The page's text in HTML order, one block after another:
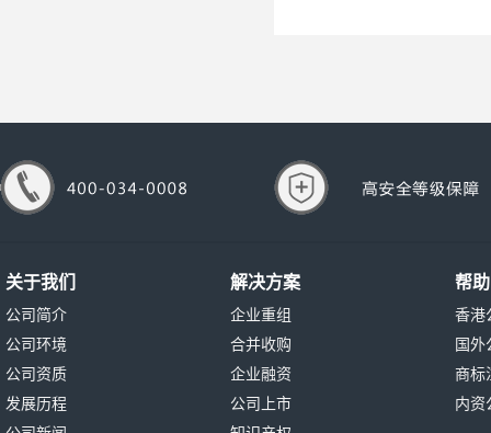
关于我们
公司简介
公司环境
公司资质
发展历程
解决方案
企业重组
合并收购
企业融资
公司上市
帮
香港
国外
商标
内资